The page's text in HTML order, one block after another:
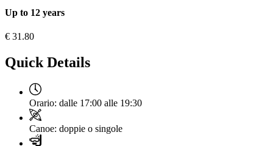
Up to 12 years
€ 31.80
Quick Details
Orario: dalle 17:00 alle 19:30
Canoe: doppie o singole